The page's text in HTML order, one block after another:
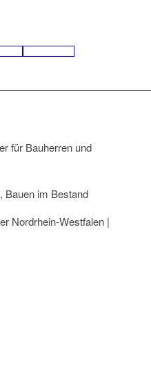
für Bauherren und
Bauen im Bestand
Nordrhein-Westfalen |